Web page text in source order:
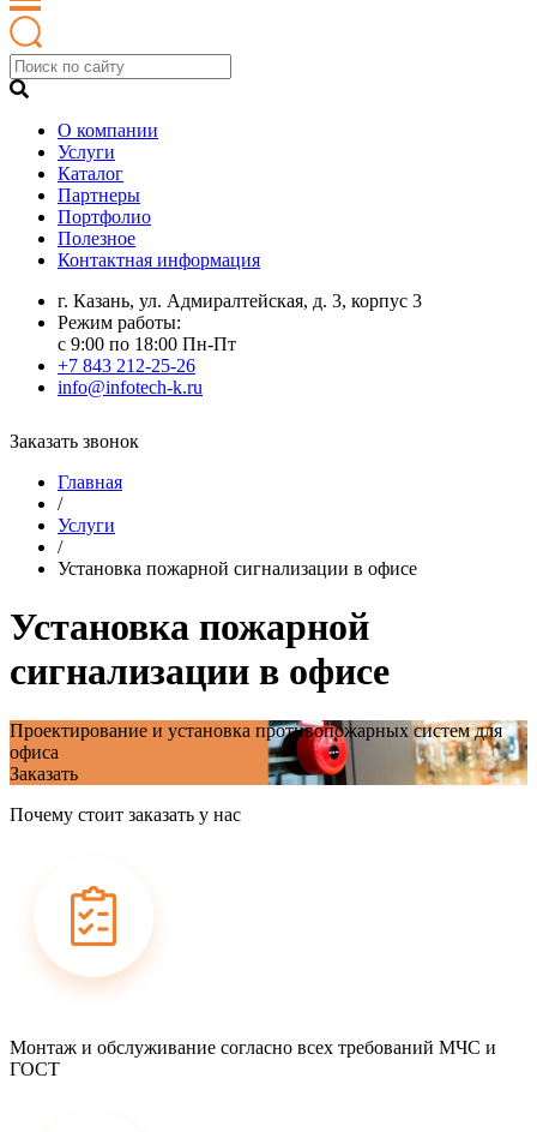
О компании
Услуги
Каталог
Партнеры
Портфолио
Полезное
Контактная информация
г. Казань, ул. Адмиралтейская, д. 3, корпус 3
Режим работы:
с 9:00 по 18:00 Пн-Пт
+7 843 212-25-26
info@infotech-k.ru
Заказать звонок
Главная
/
Услуги
/
Установка пожарной сигнализации в офисе
Установка пожарной
сигнализации в офисе
Проектирование и установка противопожарных систем для
офиса
Заказать
Почему стоит заказать у нас
Монтаж и обслуживание согласно всех требований МЧС и
ГОСТ